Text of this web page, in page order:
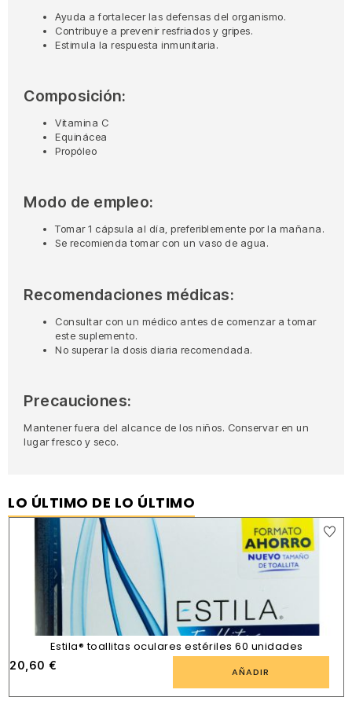
Ayuda a fortalecer las defensas del organismo.
Contribuye a prevenir resfriados y gripes.
Estimula la respuesta inmunitaria.
Composición:
Vitamina C
Equinácea
Propóleo
Modo de empleo:
Tomar 1 cápsula al día, preferiblemente por la mañana.
Se recomienda tomar con un vaso de agua.
Recomendaciones médicas:
Consultar con un médico antes de comenzar a tomar
este suplemento.
No superar la dosis diaria recomendada.
Precauciones:
Mantener fuera del alcance de los niños. Conservar en un
lugar fresco y seco.
LO ÚLTIMO DE LO ÚLTIMO
Estila® toallitas oculares estériles 60 unidades
20,60 € AÑADIR